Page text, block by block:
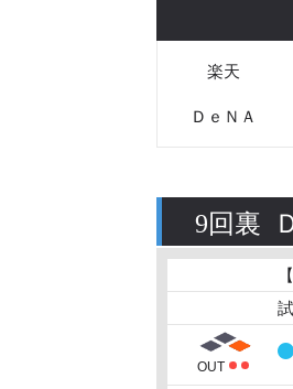
楽天
ＤｅＮＡ
9回裏
OUT